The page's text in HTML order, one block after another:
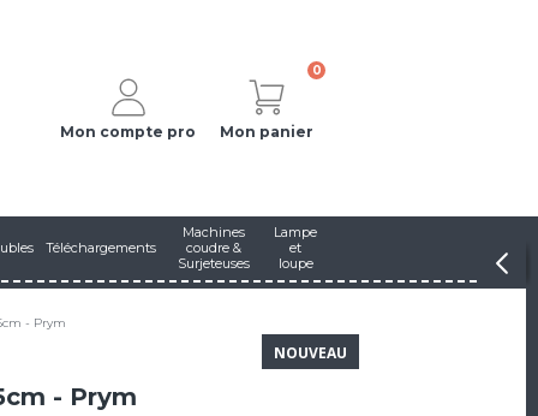
Mon compte pro
0
Mon panier
Téléchargements
Machines
coudre &
Surjeteuses
Lampe
et
loupe
- Prym
NOUVEAU
- Prym